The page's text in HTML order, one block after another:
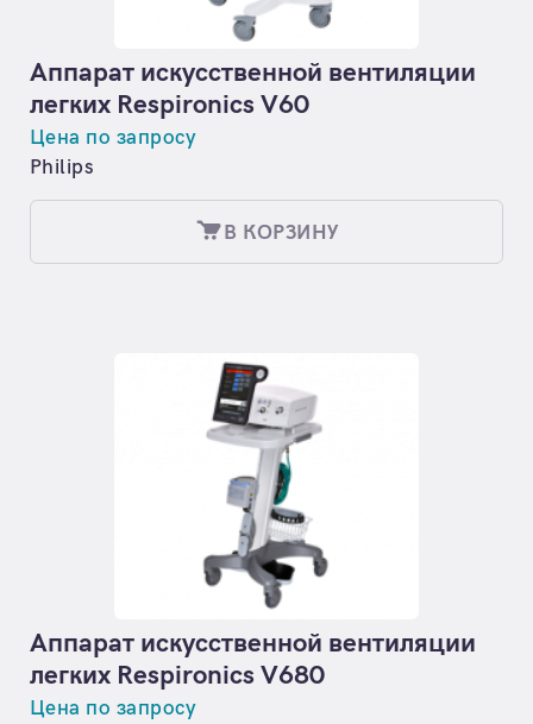
Аппарат искусственной вентиляции
легких Respironics V60
Цена по запросу
Philips
В КОРЗИНУ
Аппарат искусственной вентиляции
легких Respironics V680
Цена по запросу